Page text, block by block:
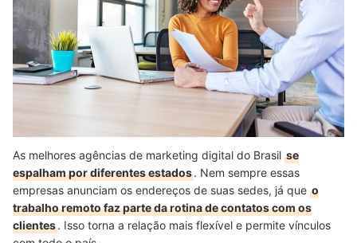
As melhores agências de marketing digital do Brasil se
espalham por diferentes estados. Nem sempre essas
empresas anunciam os endereços de suas sedes, já que o
trabalho remoto faz parte da rotina de contatos com os
clientes. Isso torna a relação mais flexível e permite vínculos